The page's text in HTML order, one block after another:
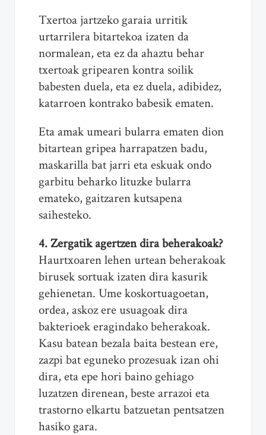
Txertoa jartzeko garaia urritik
urtarrilera bitartekoa izaten da
normalean, eta ez da ahaztu behar
txertoak gripearen kontra soilik
babesten duela, eta ez duela, adibidez,
katarroen kontrako babesik ematen.
Eta amak umeari bularra ematen dion
bitartean gripea harrapatzen badu,
maskarilla bat jarri eta eskuak ondo
garbitu beharko lituzke bularra
emateko, gaitzaren kutsapena
saihesteko.
4. Zergatik agertzen dira beherakoak?
Haurtxoaren lehen urtean beherakoak
birusek sortuak izaten dira kasurik
gehienetan. Ume koskortuagoetan,
ordea, askoz ere usuagoak dira
bakterioek eragindako beherakoak.
Kasu batean bezala baita bestean ere,
zazpi bat eguneko prozesuak izan ohi
dira, eta epe hori baino gehiago
luzatzen direnean, beste arrazoi eta
trastorno elkartu batzuetan pentsatzen
hasiko gara.